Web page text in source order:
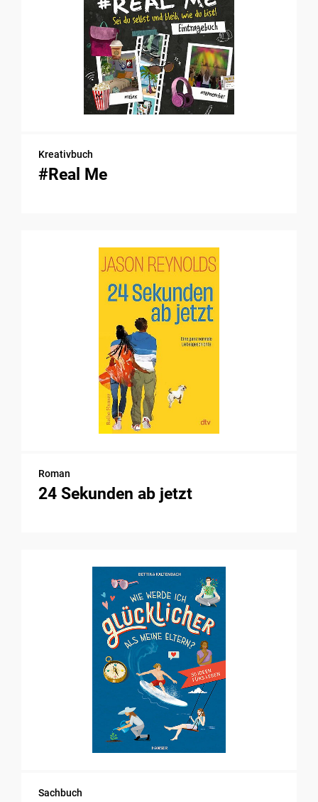
Kreativbuch
#Real Me
Roman
24 Sekunden ab jetzt
Sachbuch